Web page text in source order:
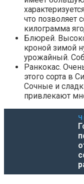
что позволяет
килограмма
Блюрей.
кроной зимой
урожайный.
Ранкокас.
этого сорта в
Сочные и
привлекают